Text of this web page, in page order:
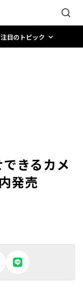
注目のトピック
きるカメ
発売